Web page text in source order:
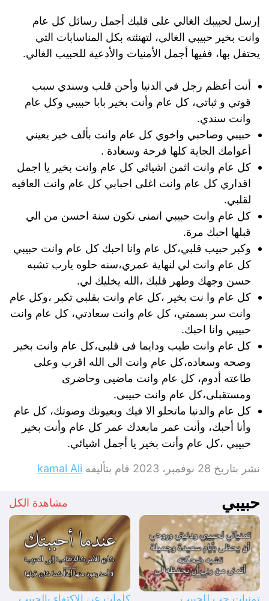
إرسل لحبيبك الغالي على قلبك أجمل رسائل كل عام
وانت بخير حبيبي الغالي، لتهنئته بكل المناسابات التي
يحتفل بها، ففيها أجمل الأمنيات والأدعية للحبيب الغالي.
أنت أعظم رجل في الدنيا وأحن قلب وسندي سبب
قوتي و ثباتي، كل عام وأنت بخير بابا حبيبي وكل عام
وانت سندي.
حبيبي وصاحبي واخوي كل عام وانت بألف خير يعيني
أعوامك الجاية كلها فرحة وسعادة .
كل عام وانت اثمن اشيائي كل عام وانت بخير يا اجمل
اقداري كل عام وانت اغلى احبابي كل عام وانت العافيه
لقلبي.
كل عام وانت حبيبي اتمنى تكون سنة احسن من الي
قبلها احبك مرة.
وكبر حبيب قلبي،كل عام وانا احبك كل عام وانت حبيبي
كل عام وانت لي لنهاية عمري،سنه حلوه يارب تشبه
حسن وجهك وطهر قلبك ،الله يخليك لي.
كل عام وا نت بخير ،كل عام وانت بقلبي تكبر ،وكل عام
وانت سر بسمتي، كل عام وانت سعادتي، كل عام وانت
حبيبي وانا احبك.
كل عام وانت طيب ودايما فى قلبى،كل عام وانت بخير
وصحه وسعاده،كل عام وانت الى الله اقرب وعلى
طاعته أدوم، كل عام وانت ماضيى وحاضرى
ومستقبلى،كل عام وانت حبيبى.
كل عام والدنيا ماتحلو الا فيك وبعيونك وصوتك، كل عام
وأنا أحبك، وأنت عمر مابعدك عمر كل عام وأنت بخير
حبيبي ،كل عام وأنت بخير يا أجمل اشيائي.
نشر بتاريخ 28 نوفمبر، 2023 قام بتأليفه kamal Ali
حبيبي مشاهدة الكل